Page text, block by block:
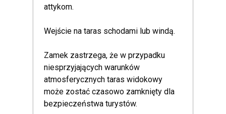
attykom.
Wejście na taras schodami lub windą.
Zamek zastrzega, że w przypadku
niesprzyjających warunków
atmosferycznych taras widokowy
może zostać czasowo zamknięty dla
bezpieczeństwa turystów.